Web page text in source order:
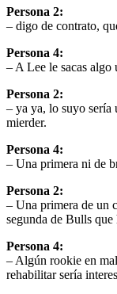
Persona 2:
– digo de contrato,
Persona 4:
– A Lee le sacas algo
Persona 2:
– ya ya, lo suyo sería
mierder.
Persona 4:
– Una primera ni de
Persona 2:
– Una primera de un
segunda de Bulls
Persona 4:
– Algún rookie en
rehabilitar sería